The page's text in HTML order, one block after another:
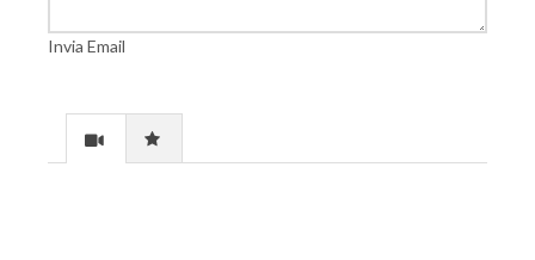
Invia Email